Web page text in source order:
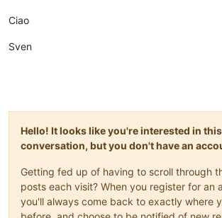
Ciao
Sven
Hello! It looks like you're interested in this
conversation, but you don't have an
Getting fed up of having to scroll through
posts each visit? When you register for an
you'll always come back to exactly where